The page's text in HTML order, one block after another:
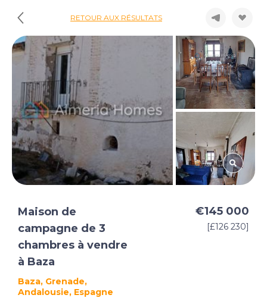
RETOUR AUX RÉSULTATS
Maison de
campagne de 3
chambres à vendre
à Baza
Baza, Grenade,
Andalousie, Espagne
€145 000
[£126 230]